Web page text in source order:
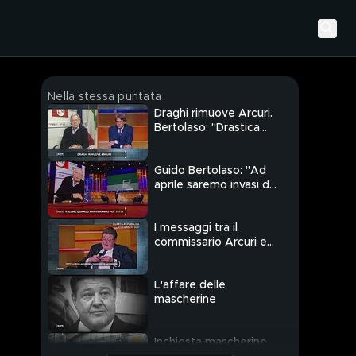
Nella stessa puntata
Draghi rimuove Arcuri.
Bertolaso: "Drastica
Guido Bertolaso: "Ad
aprile saremo invasi dai
I messaggi tra il
commissario Arcuri e
L'affare delle
mascherine
Inchiesta mascherine,